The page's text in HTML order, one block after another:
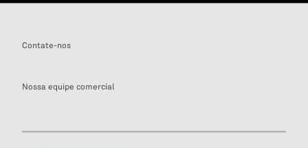
Contate-nos
Nossa equipe comercial